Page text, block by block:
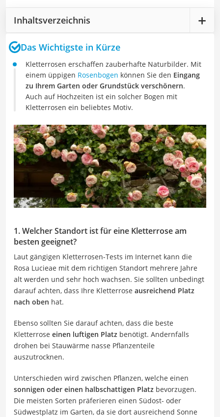
Inhaltsverzeichnis
Das Wichtigste in Kürze
Kletterrosen erschaffen zauberhafte Naturbilder. Mit
einem üppigen Rosenbogen können Sie den Eingang
zu Ihrem Garten oder Grundstück verschönern.
Auch auf Hochzeiten ist ein solcher Bogen mit
Kletterrosen ein beliebtes Motiv.
1. Welcher Standort ist für eine Kletterrose am
besten geeignet?
Laut gängigen Kletterrosen-Tests im Internet kann die
Rosa Lucieae mit dem richtigen Standort mehrere Jahre
alt werden und sehr hoch wachsen. Sie sollten unbedingt
darauf achten, dass Ihre Kletterrose ausreichend Platz
nach oben hat.
Ebenso sollten Sie darauf achten, dass die beste
Kletterrose einen luftigen Platz benötigt. Andernfalls
drohen bei Stauwärme nasse Pflanzenteile
auszutrocknen.
Unterschieden wird zwischen Pflanzen, welche einen
sonnigen oder einen halbschattigen Platz bevorzugen.
Die meisten Sorten präferieren einen Südost- oder
Südwestplatz im Garten, da sie dort ausreichend Sonne